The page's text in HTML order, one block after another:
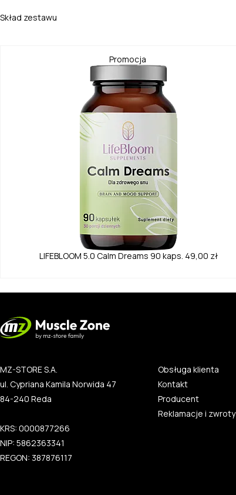
Skład zestawu
Promocja
LIFEBLOOM 5.0 Calm Dreams 90 kaps. 49,00 zł
MZ-STORE S.A.
ul. Cypriana Kamila Norwida 47
84-240 Reda
KRS: 0000877266
NIP: 5862363341
REGON: 387876117
Obsługa klienta
Kontakt
Producent
Reklamacje i zwroty